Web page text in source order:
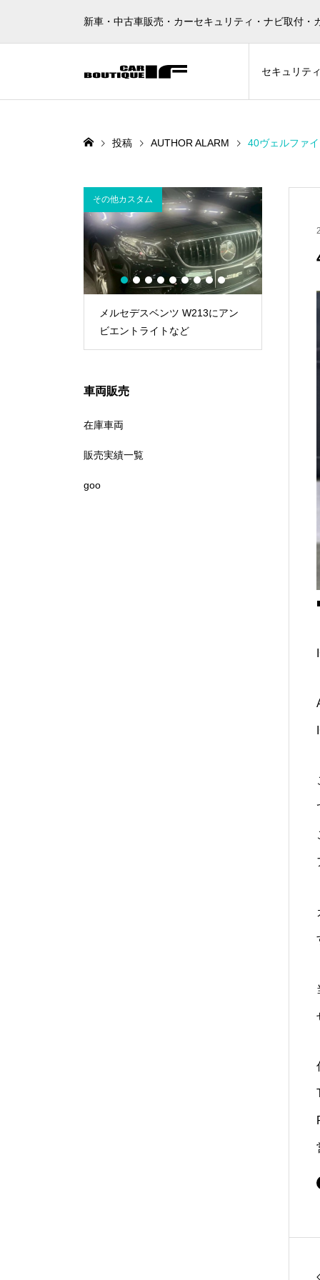
新車・中古車販売・カーセキュリティ・ナビ取付
セキュリテ
投稿 AUTHOR ALARM 40ヴェルファ
メルセデスベンツ W213にアン
ビエントライトなど
その他カスタム
1 2 3 4 5 6 7 8 9
車両販売
在庫車両
販売実績一覧
goo